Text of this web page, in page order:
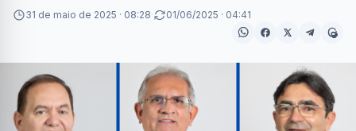
31 de maio de 2025 · 08:28· 01/06/2025 · 04:41